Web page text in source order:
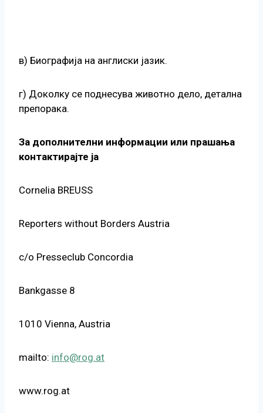
в) Биографија на англиски јазик.
г) Доколку се поднесува животно дело, детална
препорака.
За дополнителни информации или прашања
контактирајте ја
Cornelia BREUSS
Reporters without Borders Austria
c/o Presseclub Concordia
Bankgasse 8
1010 Vienna, Austria
mailto: info@rog.at
www.rog.at